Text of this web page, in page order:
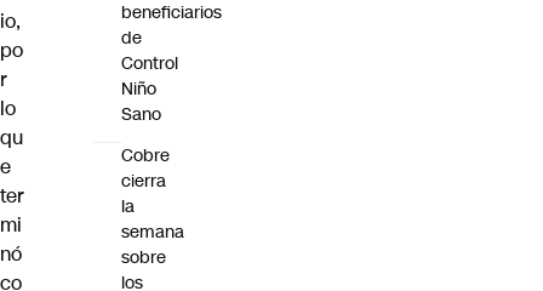
io,
po
r
lo
qu
e
ter
mi
nó
co
beneficiarios
de
Control
Niño
Sano
Cobre
cierra
la
semana
sobre
los